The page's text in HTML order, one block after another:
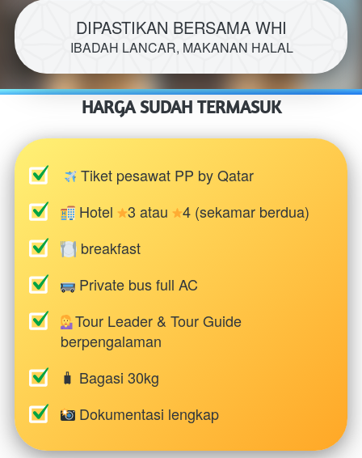
DIPASTIKAN BERSAMA WHI
IBADAH LANCAR, MAKANAN HALAL
HARGA SUDAH TERMASUK
Tiket pesawat PP by Qatar
Hotel
3 atau
4 (sekamar berdua)
breakfast
Private bus full AC
Tour Leader & Tour Guide
berpengalaman
🧳 Bagasi 30kg
Dokumentasi lengkap